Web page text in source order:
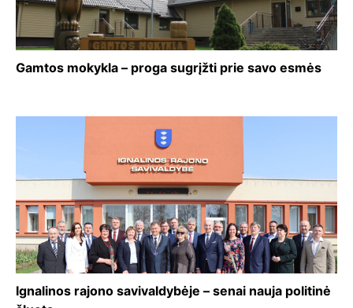
Gamtos mokykla – proga sugrįžti prie savo esmės
Ignalinos rajono savivaldybėje – senai nauja politinė